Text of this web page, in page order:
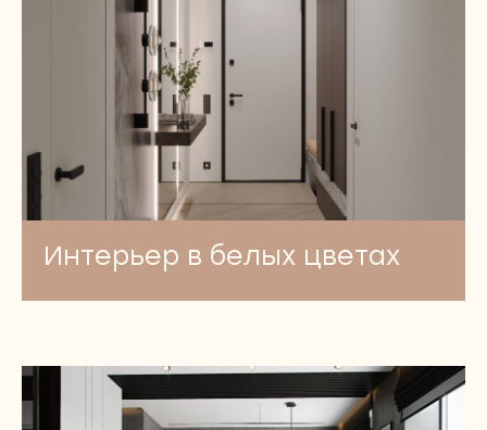
Интерьер в белых цветах
Telegram
+7 (495) 492 36 91
ТОПОВЫЙ TG-КАНАЛ ОТ NEWFORM
Все о дизайне и о том, как истории
людей превращаются
в восхитительные интерьеры.
Приходите читать и вдохновляться!
БЕГУ ЧИТАТЬ ВАШ TG-КАНАЛ